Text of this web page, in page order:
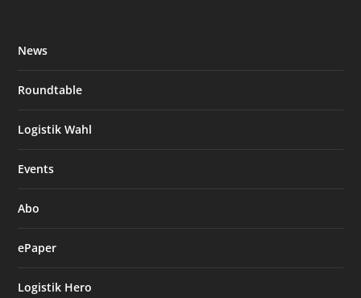
News
Roundtable
Logistik Wahl
Events
Abo
ePaper
Logistik Hero